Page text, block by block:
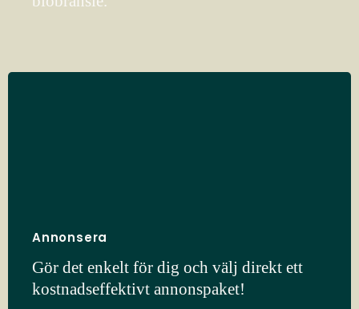
Annonsera
Gör det enkelt för dig och välj direkt ett
kostnadseffektivt annonspaket!